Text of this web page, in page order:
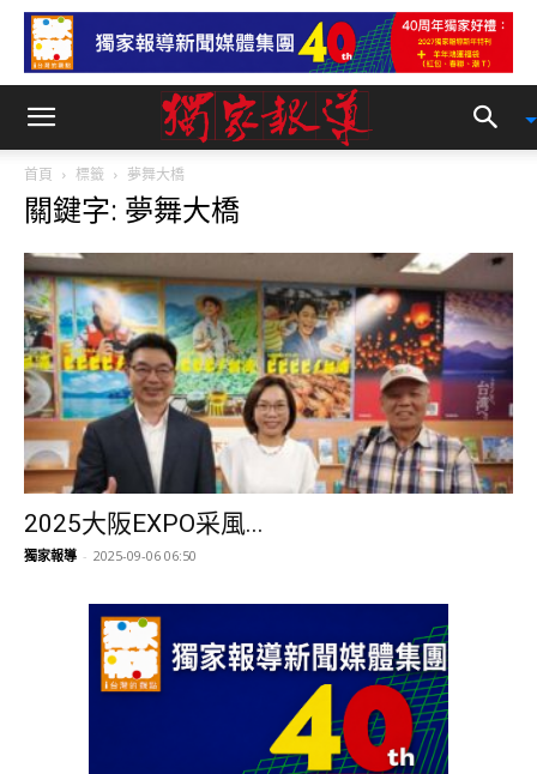
首頁 標籤 夢舞大橋
關鍵字: 夢舞大橋
2025大阪EXPO采風...
獨家報導 - 2025-09-06 06:50